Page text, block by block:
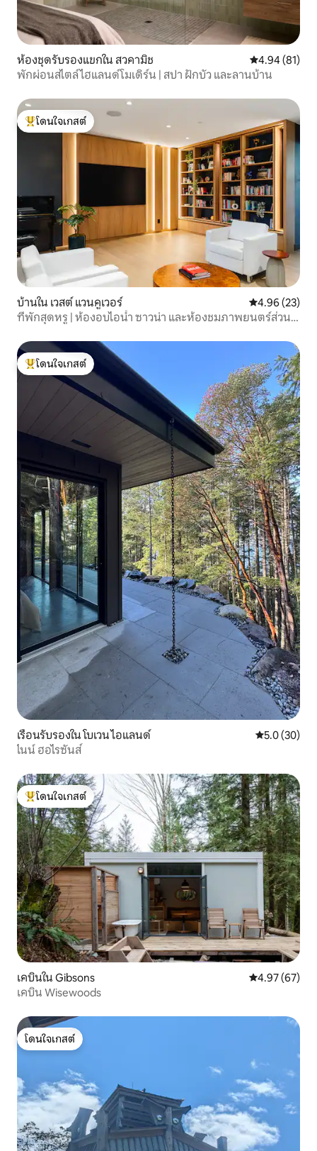
ห้องชุดรับรองแขกใน สวคามิช คะแนนเฉลี่ย
4.94 (81)
พักผ่อนสไตล์ไฮแลนด์โมเดิร์น | สปา ฝักบัว และลานบ้าน
โดนใจเกสต์ที่สุด
โดนใจเกสต์
บ้านใน เวสต์ แวนคูเวอร์ คะแนนเฉลี่ย
4.96 (23)
ที่พักสุดหรู | ห้องอบไอน้ำ ซาวน่า และห้องชมภาพยนตร์ส่วน
โดนใจเกสต์ที่สุด
โดนใจเกสต์
เรือนรับรองใน โบเวน ไอแลนด์ คะแนนเฉลี่ย
5.0 (30)
ไนน์ ฮอไรซันส์
โดนใจเกสต์ที่สุด
โดนใจเกสต์
เคบินใน Gibsons คะแนนเฉลี่ย
4.97 (67)
เคบิน Wisewoods
โดนใจเกสต์
โดนใจเกสต์